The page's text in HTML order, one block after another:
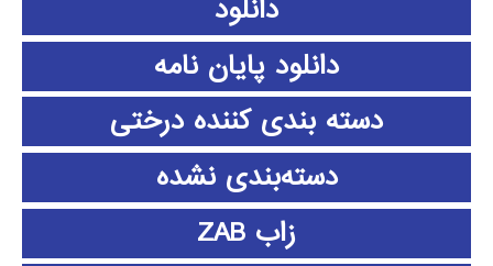
دانلود
دانلود پايان نامه
دسته بندی کننده درختی
دسته‌بندی نشده
زاب ZAB